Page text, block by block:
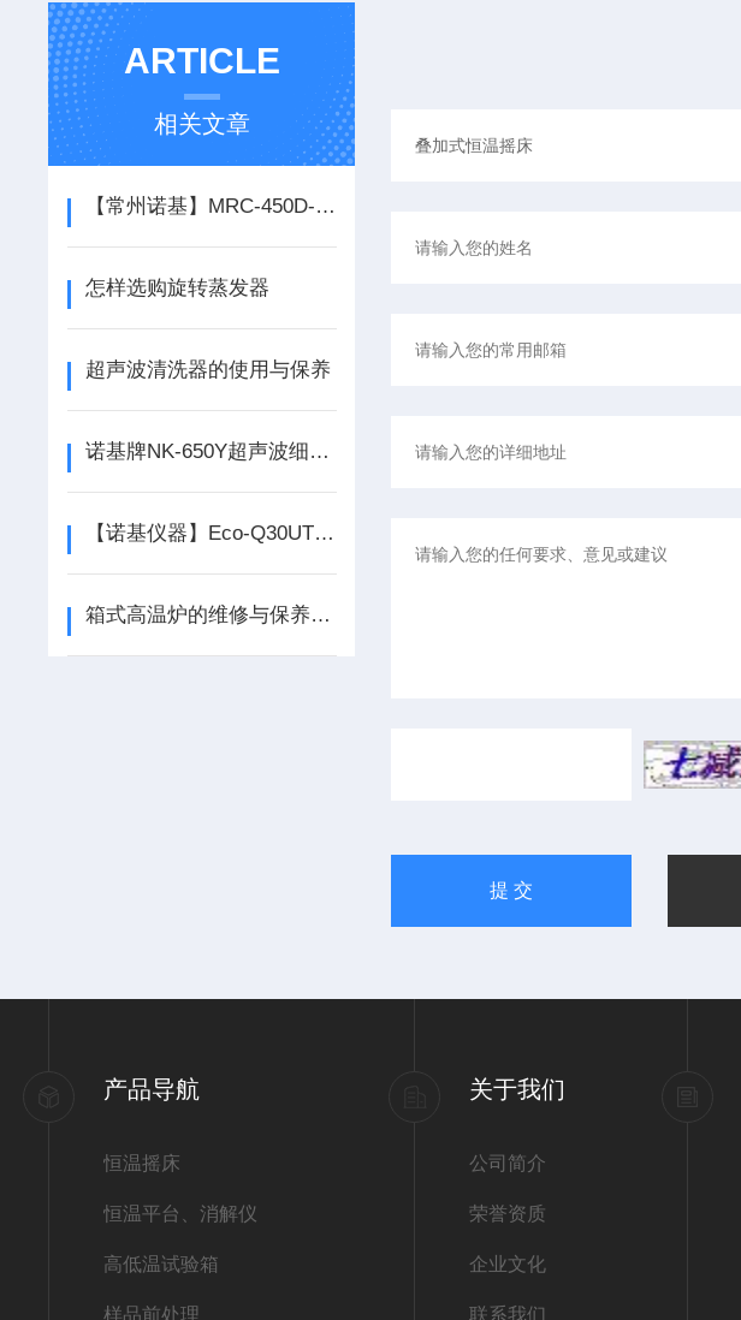
ARTICLE
相关文章
【常州诺基】MRC-450D-LED冷光源人工气候箱*
怎样选购旋转蒸发器
超声波清洗器的使用与保养
诺基牌NK-650Y超声波细胞粉碎机*，质量可靠
【诺基仪器】Eco-Q30UT和泰去离子纯水机*
箱式高温炉的维修与保养须知
产品导航
恒温摇床
恒温平台、消解仪
高低温试验箱
样品前处理
关于我们
公司简介
荣誉资质
企业文化
联系我们